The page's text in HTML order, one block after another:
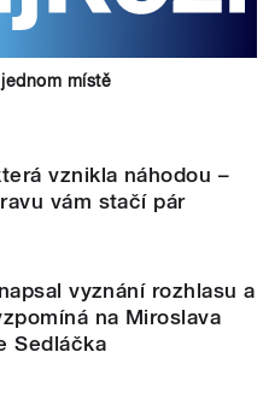
místě
vznikla náhodou –
vám stačí pár
vyznání rozhlasu a
na Miroslava
Sedláčka